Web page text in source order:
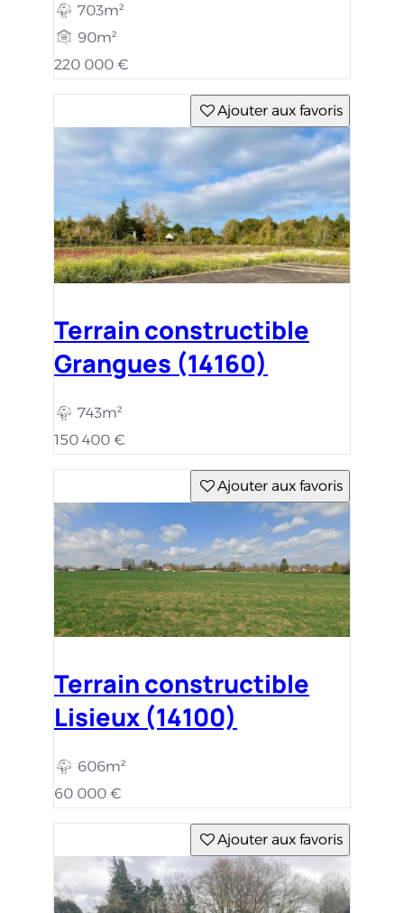
703m²
90m²
220 000 €
Ajouter aux favoris
Terrain constructible
Grangues (14160)
743m²
150 400 €
Ajouter aux favoris
Terrain constructible
Lisieux (14100)
606m²
60 000 €
Ajouter aux favoris